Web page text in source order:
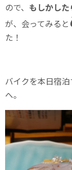
ので、 もしかし
が、会ってみると
た！
バイクを本日宿
へ。